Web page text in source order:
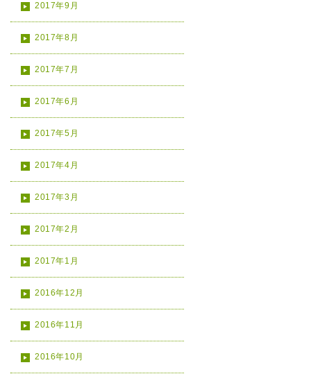
2017年9月
2017年8月
2017年7月
2017年6月
2017年5月
2017年4月
2017年3月
2017年2月
2017年1月
2016年12月
2016年11月
2016年10月